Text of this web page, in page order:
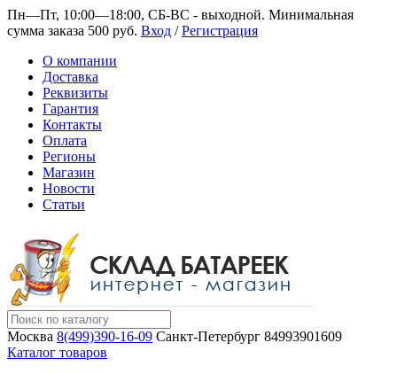
Пн—Пт, 10:00—18:00, СБ-ВС - выходной. Минимальная
сумма заказа 500 руб. Вход /Регистрация
О компании
Доставка
Реквизиты
Гарантия
Контакты
Оплата
Регионы
Магазин
Новости
Статьи
Москва 8(499)390-16-09 Санкт-Петербург 84993901609
Каталог товаров